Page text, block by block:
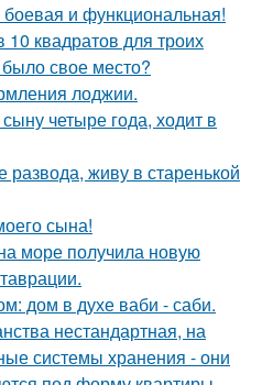
и функциональная!
10 квадратов для троих
свое место?
лоджии.
четыре года, ходит в
живу в старенькой
сына!
море получила новую
дом в духе ваби - саби.
нестандартная, на
системы хранения - они